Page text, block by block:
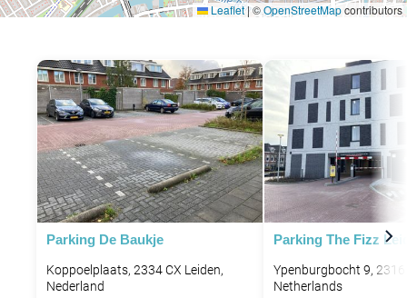
P
P
Leaflet|©OpenStreetMapcontributors
Parking De Baukje
Koppoelplaats, 2334 CX Leiden,
Nederland
Parking The Fizz
Ypenburgbocht 9, 2316
Netherlands